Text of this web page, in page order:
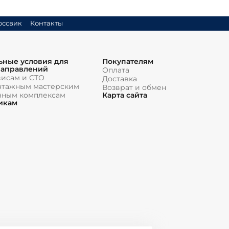
Контакты
условия для
и СТО
мастерским
комплексам
Покупателям
Оплата
Доставка
Возврат и обмен
Карта сайта